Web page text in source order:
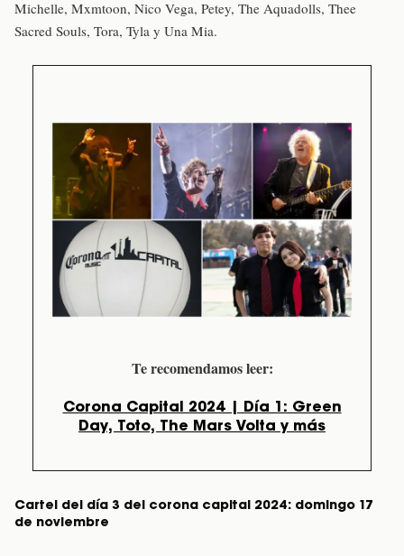
Michelle, Mxmtoon, Nico Vega, Petey, The Aquadolls, Thee
Sacred Souls, Tora, Tyla y Una Mia.
Te recomendamos leer:
Corona Capital 2024 | Día 1: Green
Day, Toto, The Mars Volta y más
Cartel del día 3 del corona capital 2024: domingo 17
de noviembre